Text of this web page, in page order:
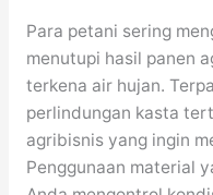
Para petani sering
menutupi hasil panen
terkena air hujan.
perlindungan kasta
agribisnis yang ingin
Penggunaan material